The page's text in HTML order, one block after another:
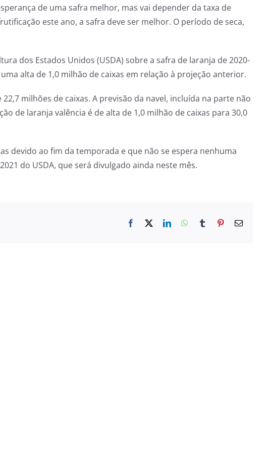
de uma safra melhor, mas vai depender da taxa de
este ano, a safra deve ser melhor. O período de seca,
dos Estados Unidos (USDA) sobre a safra de laranja de 2020-
alta de 1,0 milhão de caixas em relação à projeção anterior.
milhões de caixas. A previsão da navel, incluída na parte não
de laranja valência é de alta de 1,0 milhão de caixas para 30,0
devido ao fim da temporada e que não se espera nenhuma
do USDA, que será divulgado ainda neste mês.
Facebook LinkedInWhatsApp
Tumblr Pinterest
E-